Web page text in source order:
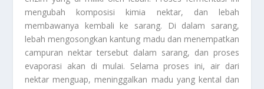
mengubah komposisi kimia nektar, dan lebah
membawanya kembali ke sarang. Di dalam sarang,
lebah mengosongkan kantung madu dan menempatkan
campuran nektar tersebut dalam sarang, dan proses
evaporasi akan di mulai. Selama proses ini, air dari
nektar menguap, meninggalkan madu yang kental dan